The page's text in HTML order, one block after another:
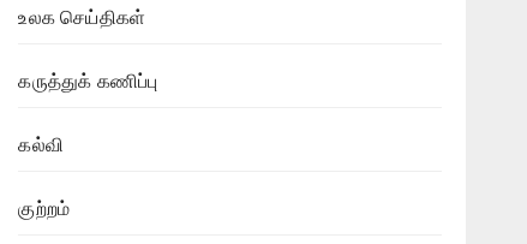
உலக செய்திகள்
கருத்துக் கணிப்பு
கல்வி
குற்றம்